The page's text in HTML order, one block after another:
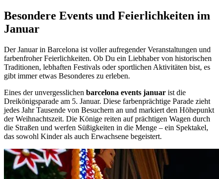
Besondere Events und Feierlichkeiten im
Januar
Der Januar in Barcelona ist voller aufregender Veranstaltungen und
farbenfroher Feierlichkeiten. Ob Du ein Liebhaber von historischen
Traditionen, lebhaften Festivals oder sportlichen Aktivitäten bist, es
gibt immer etwas Besonderes zu erleben.
Eines der unvergesslichen barcelona events januar ist die
Dreikönigsparade am 5. Januar. Diese farbenprächtige Parade zieht
jedes Jahr Tausende von Besuchern an und markiert den Höhepunkt
der Weihnachtszeit. Die Könige reiten auf prächtigen Wagen durch
die Straßen und werfen Süßigkeiten in die Menge – ein Spektakel,
das sowohl Kinder als auch Erwachsene begeistert.